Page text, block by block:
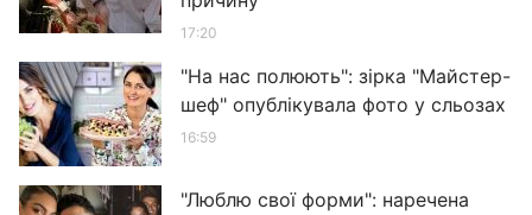
17:20
"На нас полюють": зірка "Майстер-
шеф" опублікувала фото у сльозах
16:59
"Люблю свої форми": наречена